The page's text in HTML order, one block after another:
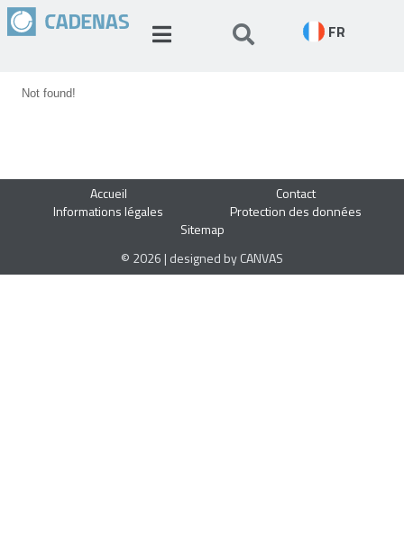
FR
Not found!
Accueil
Contact
Informations légales
Protection des données
Sitemap
© 2026 | designed by CANVAS